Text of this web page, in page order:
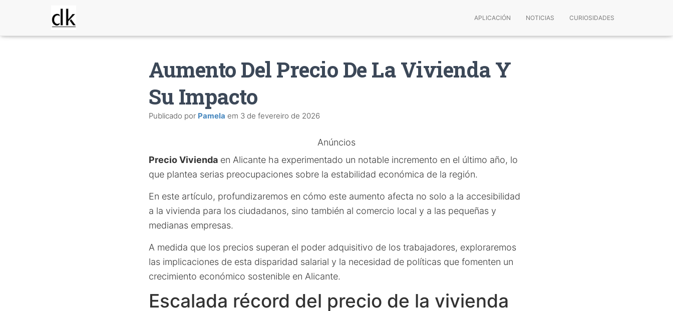
APLICACIÓN NOTICIAS CURIOSIDADES
Aumento Del Precio De La Vivienda Y
Su Impacto
Publicado por Pamela em 3 de fevereiro de 2026
Anúncios
Precio Vivienda en Alicante ha experimentado un notable incremento en el último año, lo
que plantea serias preocupaciones sobre la estabilidad económica de la región.
En este artículo, profundizaremos en cómo este aumento afecta no solo a la accesibilidad
a la vivienda para los ciudadanos, sino también al comercio local y a las pequeñas y
medianas empresas.
A medida que los precios superan el poder adquisitivo de los trabajadores, exploraremos
las implicaciones de esta disparidad salarial y la necesidad de políticas que fomenten un
crecimiento económico sostenible en Alicante.
Escalada récord del precio de la vivienda